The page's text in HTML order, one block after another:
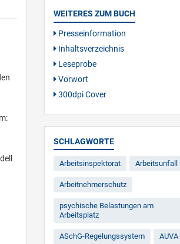
WEITERES ZUM BUCH
Presseinformation
Inhaltsverzeichnis
Leseprobe
Vorwort
300dpi Cover
SCHLAGWORTE
Arbeitsinspektorat Arbeitsunfall
Arbeitnehmerschutz
psychische Belastungen am
Arbeitsplatz
ASchG-Regelungssystem AUVA